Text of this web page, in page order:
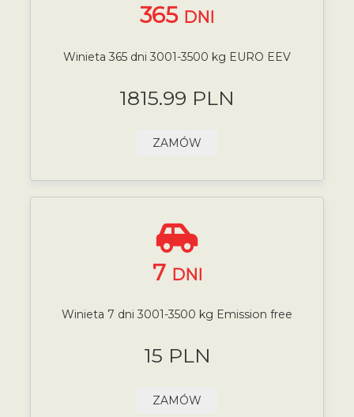
365 DNI
Winieta 365 dni 3001-3500 kg EURO EEV
1815.99 PLN
ZAMÓW
7 DNI
Winieta 7 dni 3001-3500 kg Emission free
15 PLN
ZAMÓW